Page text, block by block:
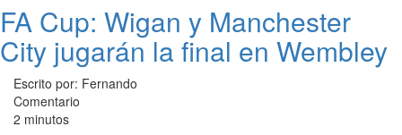
FA Cup: Wigan y Manchester
City jugarán la final en Wembley
Escrito por: Fernando
Comentario
2 minutos